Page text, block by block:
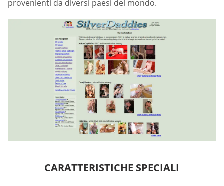
provenienti da diversi paesi del mondo.
CARATTERISTICHE SPECIALI